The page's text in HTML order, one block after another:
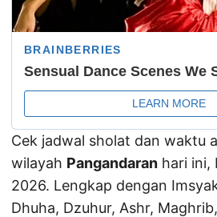
Cek jadwal sholat dan waktu
wilayah Pangandaran hari ini,
2026. Lengkap dengan
Dhuha, Dzuhur, Ashr,